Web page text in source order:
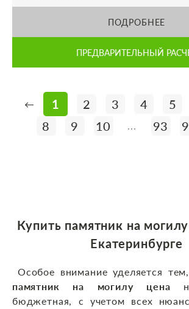
ПОДРОБНЕЕ
ПРЕДВАРИТЕЛЬНЫЙ
← 1 2 3 4 5
8
9 10 ... 93
Купить памятник на
Екатеринбурге
Особое внимание уделяется
памятник на могилу цена
бюджетная, с учетом всех